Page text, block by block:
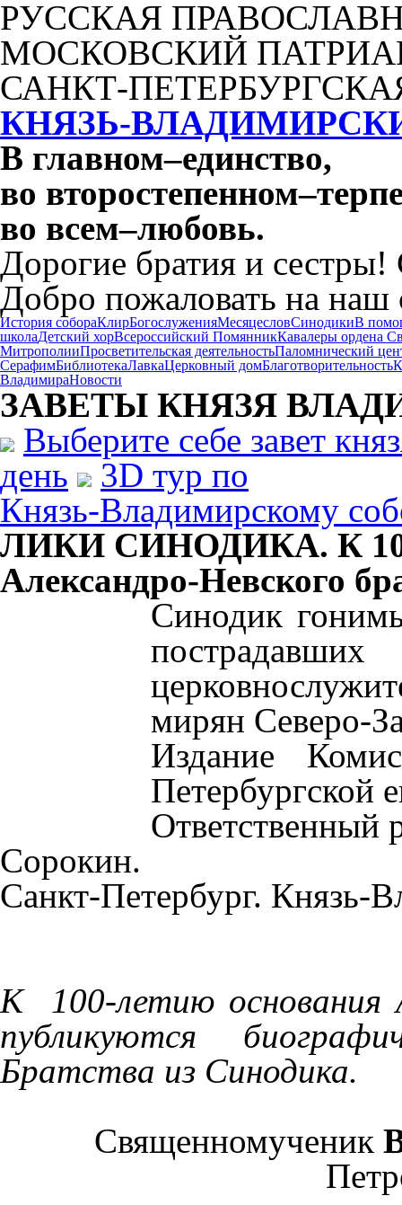
РУССКАЯ
МОСКОВСКИЙ
САНКТ-
КНЯЗЬ-
В главном–единство,
во второстепенном–
во всем–любовь.
Дорогие братия и
Добро пожаловать на наш
История собораКлирБогослуженияМесяцесловСинодикиВ
школаДетский хорВсероссийский ПомянникКавалеры ордена
МитрополииПросветительская деятельностьПаломнический
СерафимБиблиотекаЛавкаЦерковный домБлаготворительность
ВладимираНовости
ЗАВЕТЫ КНЯЗЯ
Выберите себе завет
день
3D тур по
Князь-Владимирскому
ЛИКИ СИНОДИКА. К
Александро-Невского
Синодик
мирян Северо-
Издание
Петербургской
Ответственный
Сорокин.
Санкт-Петербург. Князь-
К 100-летию основания
публикуются
Братства из Синодика.
Священномученик